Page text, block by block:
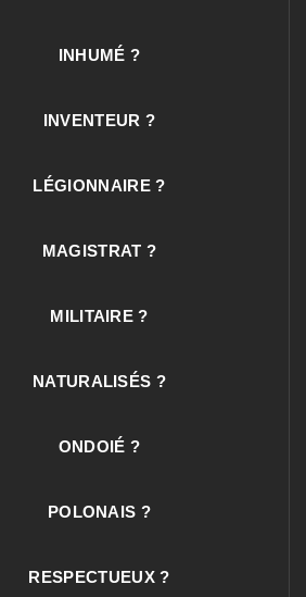
INHUMÉ ?
INVENTEUR ?
LÉGIONNAIRE ?
MAGISTRAT ?
MILITAIRE ?
NATURALISÉS ?
ONDOIÉ ?
POLONAIS ?
RESPECTUEUX ?